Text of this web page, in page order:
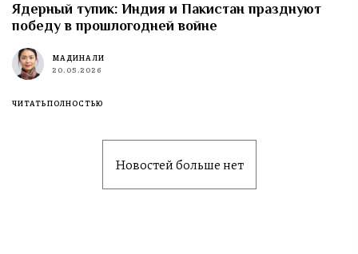
Ядерный тупик: Индия и Пакистан празднуют
победу в прошлогодней войне
МАДИНА ЛИ
20.05.2026
ЧИТАТЬ ПОЛНОСТЬЮ
Новостей больше нет